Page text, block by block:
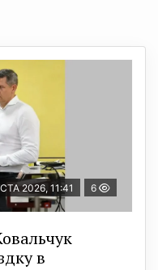
2026, 11:41 6
в